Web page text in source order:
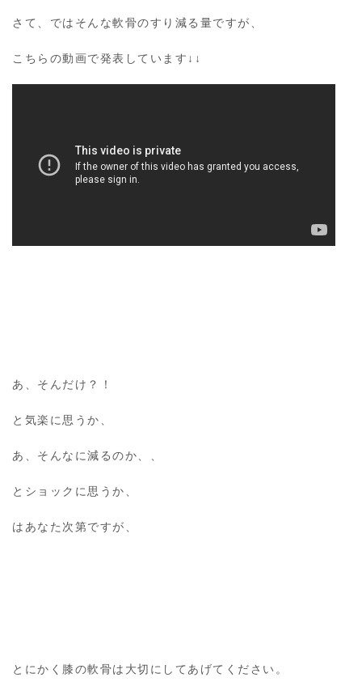
さて、ではそんな軟骨のすり減る量ですが、
こちらの動画で発表しています↓↓
あ、そんだけ？！
と気楽に思うか、
あ、そんなに減るのか、、
とショックに思うか、
はあなた次第ですが、
とにかく膝の軟骨は大切にしてあげてください。